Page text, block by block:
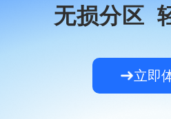
无损分区
立即